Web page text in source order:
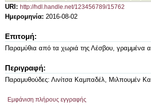
URI: http://hdl.handle.net/123456789/15762
Ημερομηνία: 2016-08-02
Επιτομή:
Παραμύθια από τα χωριά της Λέσβου, γραμμένα
Περιγραφή:
Παραμυθούδες: Λινίτσα Καμπαδέλ, Μιλπουμέν
Εμφάνιση πλήρους εγγραφής